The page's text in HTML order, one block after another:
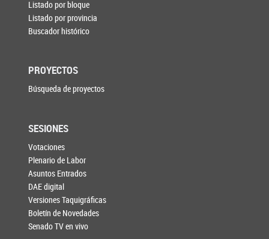
Listado por bloque
Listado por provincia
Buscador histórico
PROYECTOS
Búsqueda de proyectos
SESIONES
Votaciones
Plenario de Labor
Asuntos Entrados
DAE digital
Versiones Taquigráficas
Boletín de Novedades
Senado TV en vivo